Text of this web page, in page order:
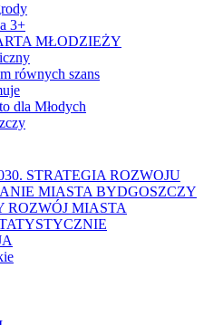
3+
MŁODZIEŻY
równych szans
dla Młodych
STRATEGIA ROZWOJU
MIASTA BYDGOSZCZY
ROZWÓJ MIASTA